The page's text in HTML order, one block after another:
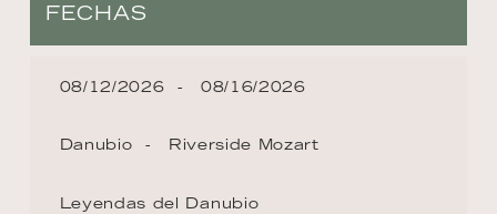
FECHAS
08/12/2026 08/16/2026
Danubio Riverside Mozart
Leyendas del Danubio